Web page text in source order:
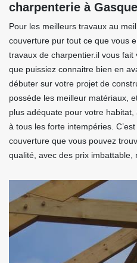
charpenterie à
Pour les meilleurs travaux au
couverture pur tout ce que vous
travaux de charpentier.il vous
que puissiez connaitre bien en
débuter sur votre projet de
possède les meilleur matériaux,
plus adéquate pour votre
à tous les forte intempéries.
couverture que vous pouvez
qualité, avec des prix imbattable,